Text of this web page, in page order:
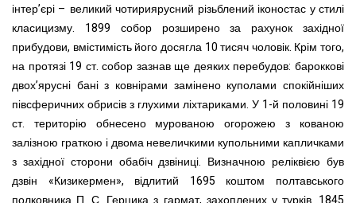
інтер’єрі – великий чотириярусний різьблений іконостас у стилі
класицизму. 1899 собор розширено за рахунок західної
прибудови, вмістимість його досягла 10 тисяч чоловік. Крім того,
на протязі 19 ст. собор зазнав ще деяких перебудов: бароккові
двох’ярусні бані з ковнірами замінено куполами спокійніших
півсферичних обрисів з глухими ліхтариками. У 1-й половині 19
ст. територію обнесено мурованою огорожею з кованою
залізною граткою і двома невеличкими купольними капличками
з західної сторони обабіч дзвіниці. Визначною реліквією був
дзвін «Кизикермен», відлитий 1695 коштом полтавського